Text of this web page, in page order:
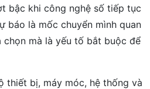
bậc khi công nghệ số tiếp tục
báo là mốc chuyển mình quan
mà là yếu tố bắt buộc để
thiết bị, máy móc, hệ thống và